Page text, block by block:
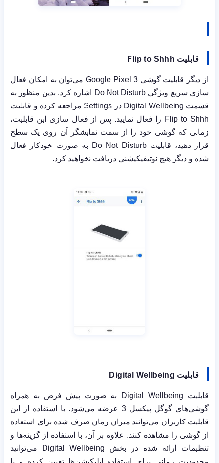
قابلیت Flip to Shhh
از دیگر قابلیت گوشیGoogle Pixel 3می‌توان به امکان فعال
سازی سریع ویژگی Do Not Disturb
اشاره کرد. بدین منظور به
قسمت Digital Wellbeing در Settings مراجعه کرده و قابلیت
Flip to Shhh را فعال نمایید. پس از فعال سازی این قابلیت،
زمانی که گوشی خود را از سمت نمایشگر آن روی یک سطح
قرار دهید، قابلیتDo Not Disturb
به صورت خودکار فعال
شده و دیگر هیچ نوتیفیکیشنی دریافت نخواهید کرد.
قابلیت Digital Wellbeing
قابلیت Digital Wellbeing
به صورت پیش فرض به همراه
گوشی‌های گوگل پیکسل 3 عرضه می‌شود. با استفاده از این
قابلیت کاربران می‌توانند میزان زمان صرف شده برای استفاده
از گوشی را مشاهده کنند. علاوه بر آن، با استفاده از گزینه‌ها و
تنظیمات ارائه شده در بخش Digital Wellbeing
می‌توانید
محدودیت زمانی برای استفاده اپلیکیشن‌ها تعیین کرده و یا